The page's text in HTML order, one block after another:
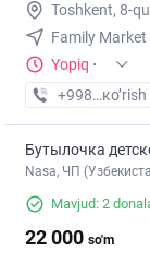
Toshkent, 8-
Family Market
Yopiq ·
+998 (94)кo’rish
Бутылочка
Nasa, ЧП
Mavjud: 2
22 000 so'm